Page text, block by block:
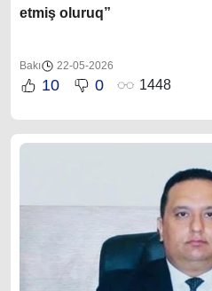
etmiş oluruq”
Bakı 22-05-2026
10 0 1448